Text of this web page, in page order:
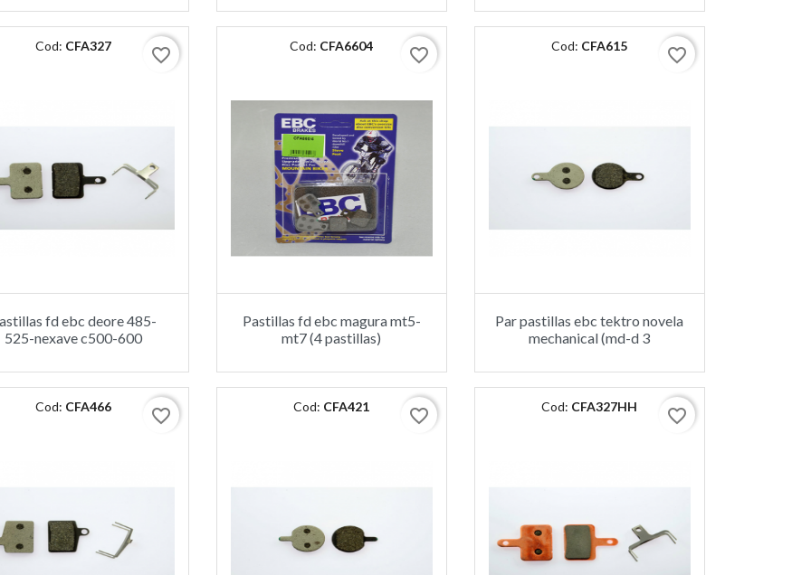
Cod: CFA327 favorite_border
fd ebc deore 485-
525-nexave c500-600
Cod: CFA6604 favorite_border
Pastillas fd ebc magura mt5-
mt7 (4 pastillas)
Cod: CFA615 favorite_border
Par pastillas ebc tektro novela
mechanical (md-d 3
Cod: CFA466 favorite_border Cod: CFA421 favorite_border Cod: CFA327HH favorite_border